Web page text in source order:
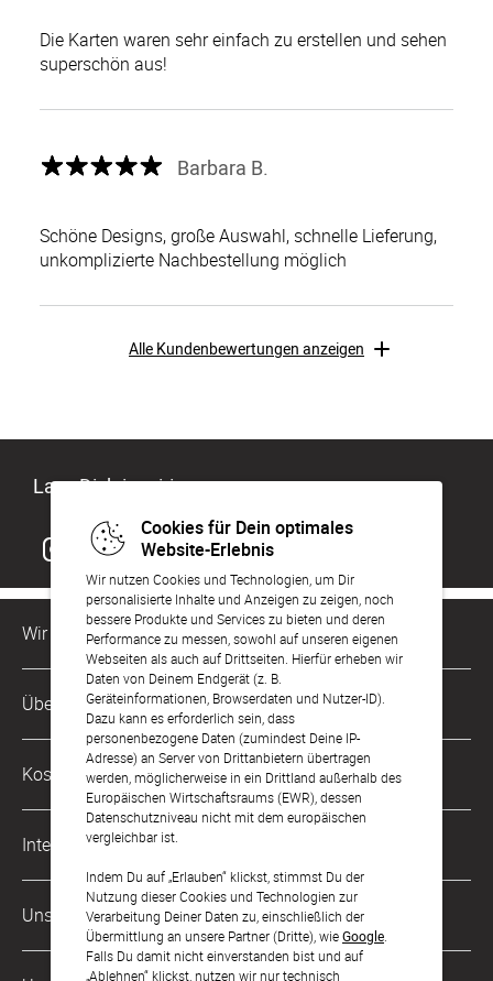
Cookies für Dein optimales
Website-Erlebnis
Wir nutzen Cookies und Technologien, um Dir
personalisierte Inhalte und Anzeigen zu zeigen, noch
bessere Produkte und Services zu bieten und deren
Performance zu messen, sowohl auf unseren eigenen
Webseiten als auch auf Drittseiten. Hierfür erheben wir
Daten von Deinem Endgerät (z. B.
Geräteinformationen, Browserdaten und Nutzer-ID).
Dazu kann es erforderlich sein, dass
personenbezogene Daten (zumindest Deine IP-
Adresse) an Server von Drittanbietern übertragen
werden, möglicherweise in ein Drittland außerhalb des
Europäischen Wirtschaftsraums (EWR), dessen
Datenschutzniveau nicht mit dem europäischen
vergleichbar ist.
Indem Du auf „Erlauben“ klickst, stimmst Du der
Nutzung dieser Cookies und Technologien zur
Verarbeitung Deiner Daten zu, einschließlich der
Übermittlung an unsere Partner (Dritte), wieGoogle
Falls Du damit nicht einverstanden bist und auf
„Ablehnen“ klickst, nutzen wir nur technisch
Die Karten waren sehr einfach zu erstellen und sehen
superschön aus!
Barbara B.
Schöne Designs, große Auswahl, schnelle Lieferung,
unkomplizierte Nachbestellung möglich
Alle Kundenbewertungen anzeigen
Lass Dich inspirieren
Wir sind für Dich da
Kundenservice-Hotline
0221 956 725 10
Mo. - Fr. von 9 bis 17 Uhr
kontakt@sendmoments.de
Über Uns
Philosophie
Karriere
Impressum
AGB & Widerrufsrecht
Zahlung & Versand
Datenschutz
Kostenlose Services
Musterkarten
Digitale Fotoalben
Digitale Gästelisten
FAQ & Hilfe
International
Österreich
Schweiz
Unsere Zahlungsarten